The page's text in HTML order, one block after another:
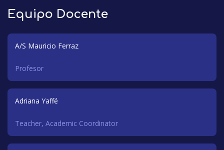
Equipo Docente
A/S Mauricio Ferraz
Profesor
Adriana Yaffé
Teacher, Academic Coordinator